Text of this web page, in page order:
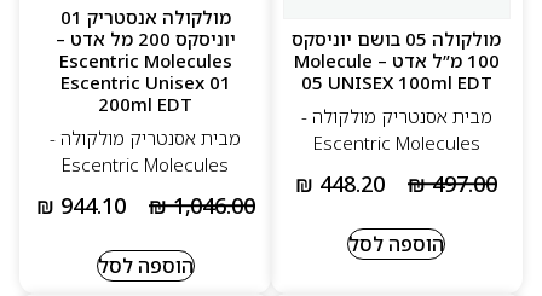
מולקולה 05 בושם יוניסקס
100 מ”ל אדט – Molecule
05 UNISEX 100ml EDT
מבית אסנטריק מולקולה -
Escentric Molecules
₪497.00
₪ 448.20
הוספה לסל
מולקולה אנסטריק 01
יוניסקס 200 מל אדט –
Escentric Molecules
Escentric Unisex 01
200ml EDT
מבית אסנטריק מולקולה -
Escentric Molecules
₪1,046.00
₪ 944.10
הוספה לסל